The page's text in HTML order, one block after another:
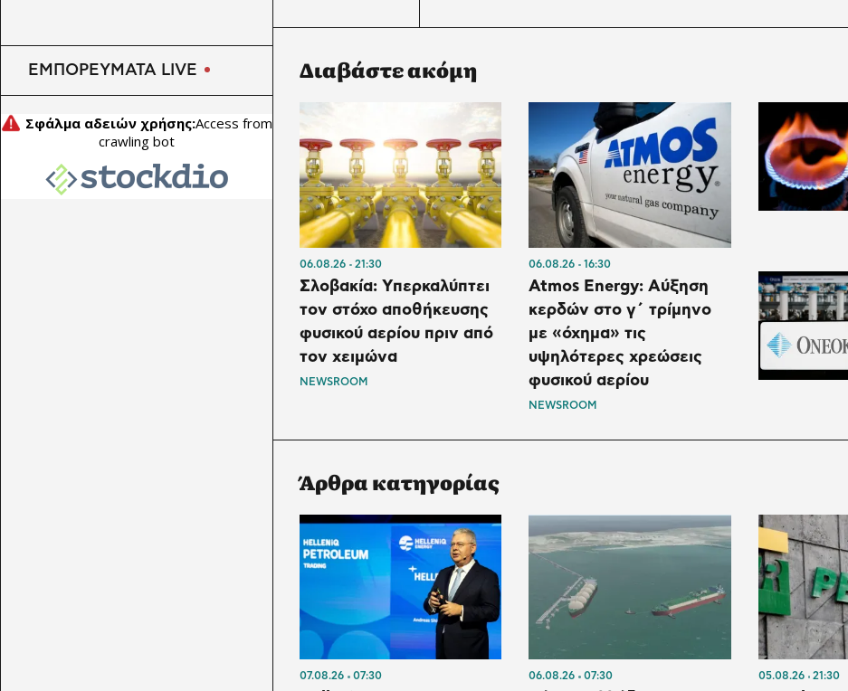
Διαβάστε ακόμη
06.08.26 21:30
Σλοβακία: Υπερκαλύπτει
τον στόχο αποθήκευσης
φυσικού αερίου πριν από
τον χειμώνα
NEWSROOM
06.08.26 16:30
Atmos Energy: Αύξηση
κερδών στο γ΄ τρίμηνο
με «όχημα» τις
υψηλότερες χρεώσεις
φυσικού αερίου
NEWSROOM
Άρθρα κατηγορίας
07.08.26 07:30 06.08.26 07:30 05.08.26 21:30
ΕΜΠΟΡΕΥΜΑΤΑ LIVE